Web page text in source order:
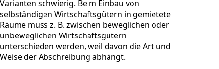
Varianten schwierig. Beim Einbau von
selbständigen Wirtschaftsgütern in gemietete
Räume muss z. B. zwischen beweglichen oder
unbeweglichen Wirtschaftsgütern
unterschieden werden, weil davon die Art und
Weise der Abschreibung abhängt.